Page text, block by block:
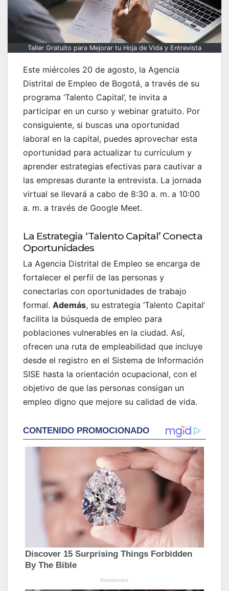
Taller Gratuito para Mejorar tu Hoja de Vida y Entrevista
Este miércoles 20 de agosto, la Agencia
Distrital de Empleo de Bogotá, a través de su
programa ‘Talento Capital’, te invita a
participar en un curso y webinar gratuito. Por
consiguiente, si buscas una oportunidad
laboral en la capital, puedes aprovechar esta
oportunidad para actualizar tu currículum y
aprender estrategias efectivas para cautivar a
las empresas durante la entrevista. La jornada
virtual se llevará a cabo de 8:30 a. m. a 10:00
a. m. a través de Google Meet.
La Estrategia ‘Talento Capital’ Conecta
Oportunidades
La Agencia Distrital de Empleo se encarga de
fortalecer el perfil de las personas y
conectarlas con oportunidades de trabajo
formal. Además, su estrategia ‘Talento Capital’
facilita la búsqueda de empleo para
poblaciones vulnerables en la ciudad. Así,
ofrecen una ruta de empleabilidad que incluye
desde el registro en el Sistema de Información
SISE hasta la orientación ocupacional, con el
objetivo de que las personas consigan un
empleo digno que mejore su calidad de vida.